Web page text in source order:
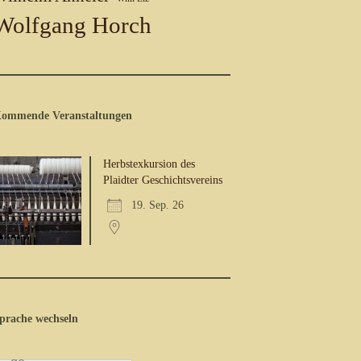
Horch
Veranstaltungen
Herbstexkursion des
Plaidter Geschichtsvereins
19. Sep. 26
wechseln